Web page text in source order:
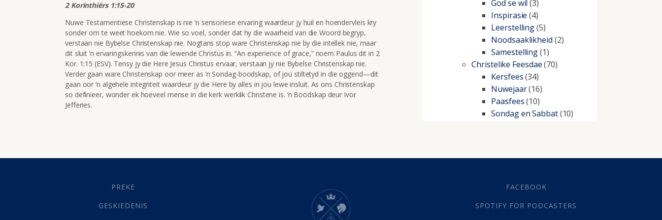
2 Korinthiërs 1:15-20
Nuwe Testamentiese Christenskap is nie ’n sensoriese ervaring waardeur jy huil en hoendervleis kry
sonder om te weet hoekom nie. Wie so voel, sonder dat hy die waarheid van die Woord begryp,
verstaan nie Bybelse Christenskap nie. Nogtans stop ware Christenskap nie by die intellek nie, maar
dit sluit ’n ervaringskennis van die lewende Christus in. “An experience of grace,” noem Paulus dit in 2
Kor. 1:15 (ESV). Tensy jy die Here Jesus Christus ervaar, verstaan jy nie Bybelse Christenskap nie.
Verder gaan ware Christenskap oor meer as ’n Sondag-boodskap, of jou stiltetyd in die oggend—dit
gaan oor ’n algehele integriteit waardeur jy die Here by alles in jou lewe insluit. As ons Christenskap
so definieer, wonder ek hoeveel mense in die kerk werklik Christene is. ’n Boodskap deur Ivor
Jefferies.
God se wil (3)
Inspirasie (4)
Leerstelling(5)
Noodsaaklikheid (2)
Samestelling(1)
Christelike Feesdae(70)
Kersfees(34)
Nuwejaar(16)
Paasfees(10)
Sondag en Sabbat(10)
Geestelike Groei
Geld (21)
PREKE
GESKIEDENIS
FACEBOOK
SPOTIFY FOR PODCASTERS